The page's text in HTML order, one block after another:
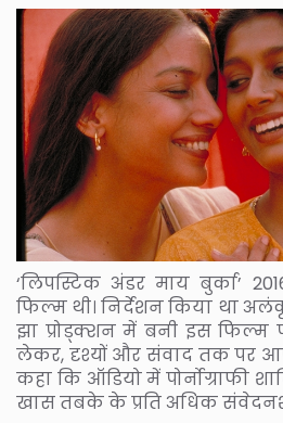
‘लिपस्टिक अंडर माय बुर्का’
फिल्म थी। निर्देशन किया था
झा प्रोड्क्शन में बनी इस फिल्म
लेकर, दृश्यों और संवाद तक पर
कहा कि ऑडियो में पोर्नोग्राफी
खास तबके के प्रति अधिक